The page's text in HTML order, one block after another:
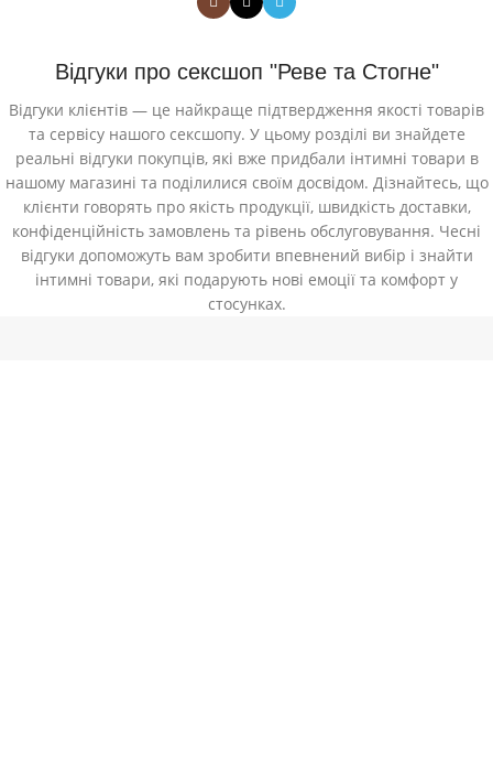
Відгуки про сексшоп "Реве та Стогне"
Відгуки клієнтів — це найкраще підтвердження якості товарів
та сервісу нашого сексшопу. У цьому розділі ви знайдете
реальні відгуки покупців, які вже придбали інтимні товари в
нашому магазині та поділилися своїм досвідом. Дізнайтесь, що
клієнти говорять про якість продукції, швидкість доставки,
конфіденційність замовлень та рівень обслуговування. Чесні
відгуки допоможуть вам зробити впевнений вибір і знайти
інтимні товари, які подарують нові емоції та комфорт у
стосунках.